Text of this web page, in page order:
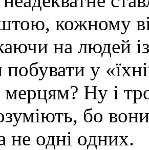
кожному
на людей
побувати у
мерцям? Ну і
бо
не одні одних.